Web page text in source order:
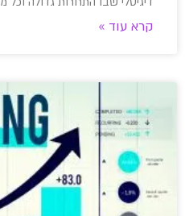
קרא עוד »